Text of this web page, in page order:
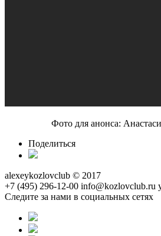
Фото для анонса:
Поделиться
alexeykozlovclub © 2017
+7 (495) 296-12-00 info@kozlovclub.ru
Следите за нами в социальных сетях